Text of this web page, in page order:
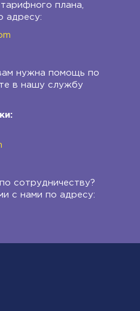
плана,
адресу:
нужна помощь по
в нашу службу
сотрудничеству?
с нами по адресу: